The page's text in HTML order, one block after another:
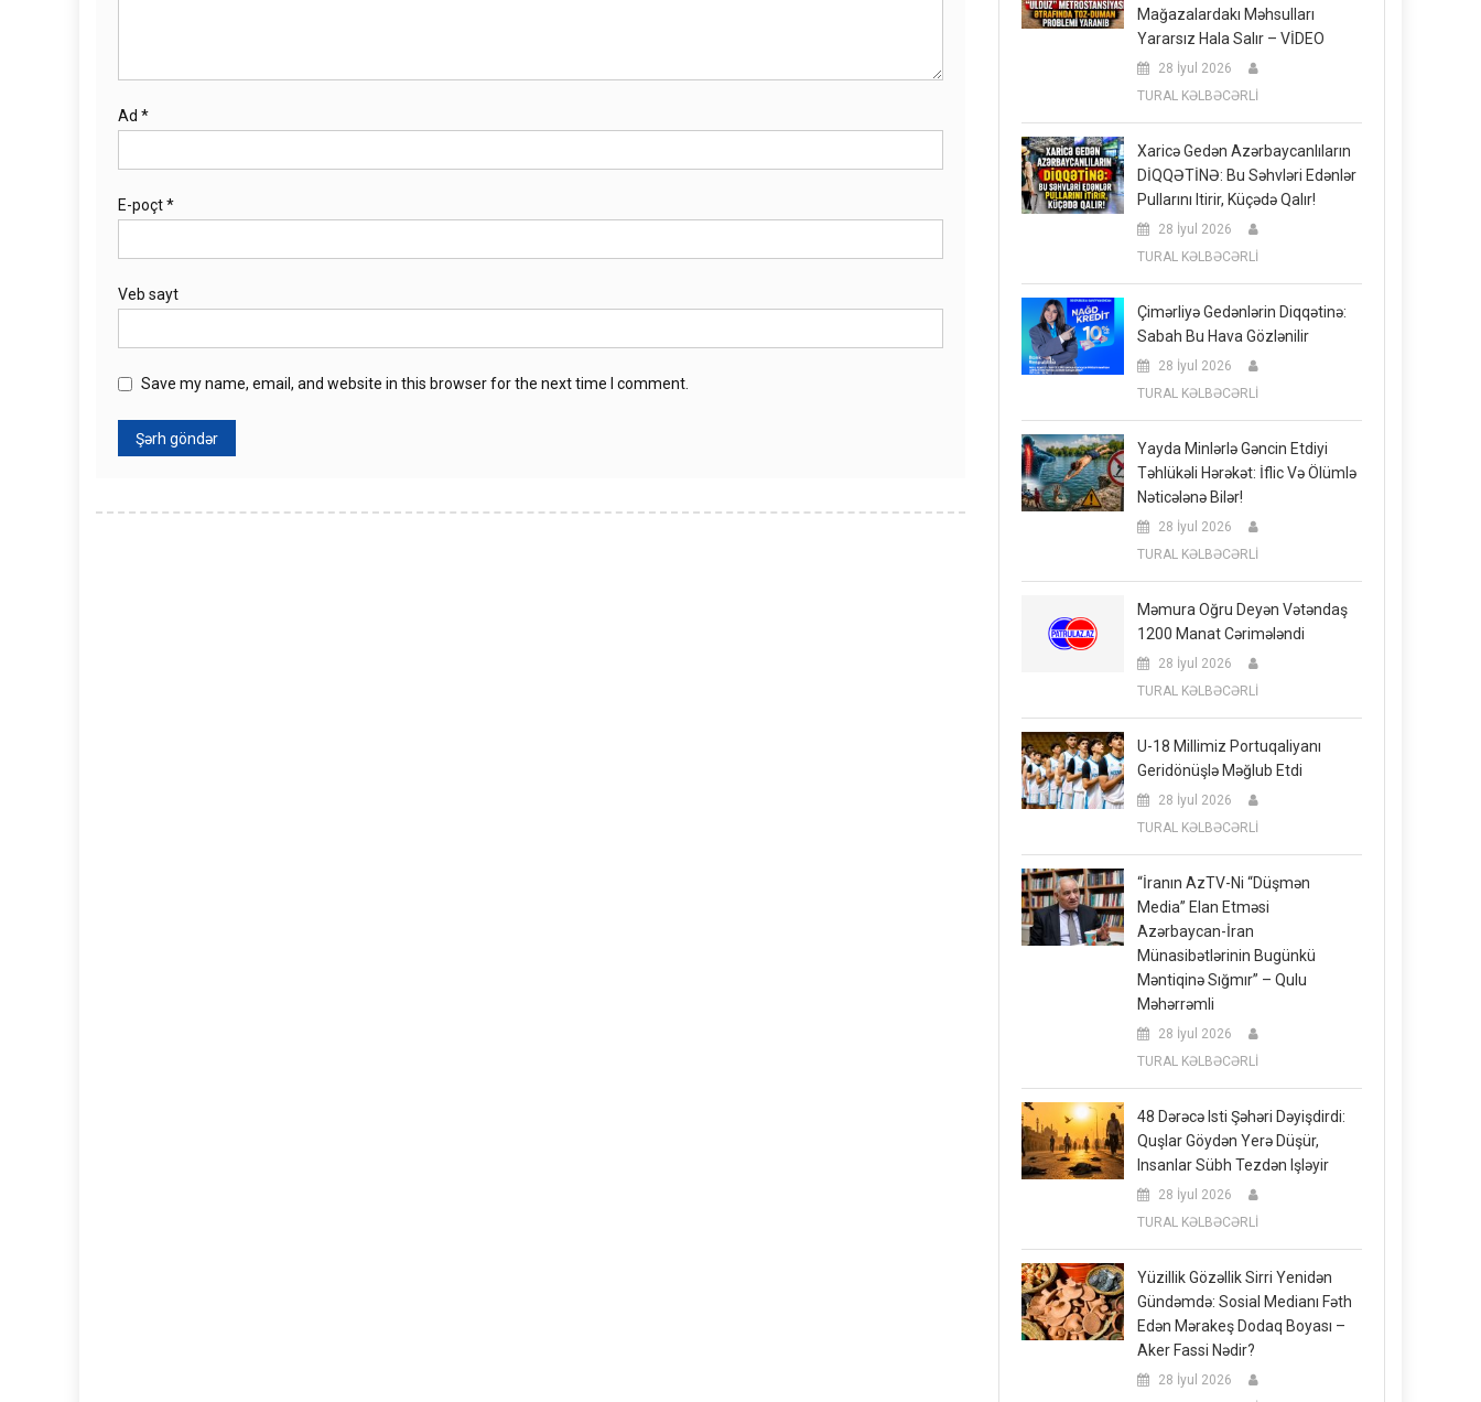
Ad *
E-poçt*
Veb sayt
Save my name, email, and website in this browser for the next time I comment.
Mağazalardakı Məhsulları
Yararsız Hala Salır – VİDEO
28 İyul 2026
TURAL KƏLBƏCƏRLİ
Xaricə Gedən Azərbaycanlıların
DİQQƏTİNƏ: Bu Səhvləri Edənlər
Pullarını Itirir, Küçədə Qalır!
28 İyul 2026
TURAL KƏLBƏCƏRLİ
Çimərliyə Gedənlərin Diqqətinə:
Sabah Bu Hava Gözlənilir
28 İyul 2026
TURAL KƏLBƏCƏRLİ
Yayda Minlərlə Gəncin Etdiyi
Təhlükəli Hərəkət: İflic Və Ölümlə
Nəticələnə Bilər!
28 İyul 2026
TURAL KƏLBƏCƏRLİ
Məmura Oğru Deyən Vətəndaş
1200 Manat Cərimələndi
28 İyul 2026
TURAL KƏLBƏCƏRLİ
U-18 Millimiz Portuqaliyanı
Geridönüşlə Məğlub Etdi
28 İyul 2026
TURAL KƏLBƏCƏRLİ
“İranın AzTV-Ni “düşmən
Media” Elan Etməsi
Azərbaycan-İran
Münasibətlərinin Bugünkü
Məntiqinə Sığmır” – Qulu
Məhərrəmli
28 İyul 2026
TURAL KƏLBƏCƏRLİ
48 Dərəcə Isti Şəhəri Dəyişdirdi:
Quşlar Göydən Yerə Düşür,
Insanlar Sübh Tezdən Işləyir
28 İyul 2026
TURAL KƏLBƏCƏRLİ
Yüzillik Gözəllik Sirri Yenidən
Gündəmdə: Sosial Medianı Fəth
Edən Mərakeş Dodaq Boyası –
Aker Fassi Nədir?
28 İyul 2026